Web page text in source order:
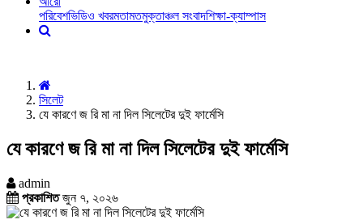
পরিবেশভিডিও খবরমতামতমুক্তাঞ্চল সংবাদশিক্ষা-ক্যাম্পাস
সিলেট
যে কারণে জ রি মা না দিল সিলেটের দুই ফার্মেসি
যে কারণে জ রি মা না দিল সিলেটের দুই ফার্মেসি
admin
প্রকাশিতজুন ৭, ২০২৬